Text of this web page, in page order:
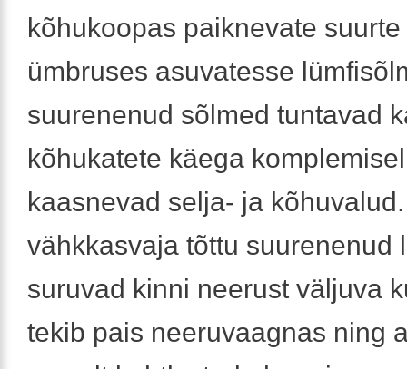
kõhukoopas paiknevate
ümbruses asuvatesse
suurenenud sõlmed tuntavad
kõhukatete käega
kaasnevad selja- ja
vähkkasvaja tõttu suurenenud
suruvad kinni neerust väljuva
tekib pais neeruvaagnas ning